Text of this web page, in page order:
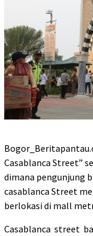
Casablanca Street”
dimana pengunjung
casablanca Street
berlokasi di mall
Casablanca street